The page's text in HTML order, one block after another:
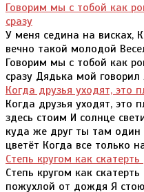
Говорим мы с тобой как
сразу
У меня седина на висках,
вечно такой молодой
Говорим мы с тобой как
сразу Дядька мой говорил
Когда друзья уходят, это
Когда друзья уходят,
здесь стоим И солнце
куда же друг ты там один
цветёт Когда все только
Степь кругом как скатерть
Степь кругом как
пожухлой от дождя Я